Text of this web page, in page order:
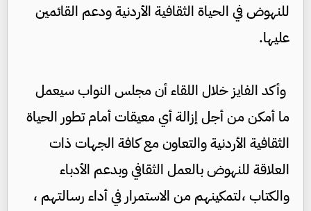
للنهوض في الحياة الثقافية الأردنية ودعم القائمين
عليها.
وأكد الفايز خلال اللقاء أن مجلس النواب سيعمل
ما أمكن من أجل إزالة أي معيقات أمام تطور الحياة
الثقافية الأردنية والتعاون مع كافة الجهات ذات
العلاقة للنهوض بالعمل الثقافي وبدعم الأدباء
والكتاب ،لتمكينهم من الاستمرار في أداء رسالتهم ،